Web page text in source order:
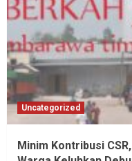
Uncategorized
Minim Kontribusi CSR,